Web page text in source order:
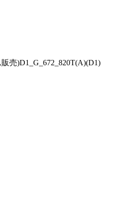
売)D1_G_672_820T(A)(D1)